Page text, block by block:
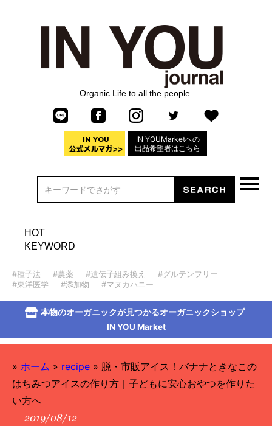
Organic Life to all the people.
IN YOUMarketへの
出品希望者はこちら
HOT
KEYWORD
#種子法 #農薬 #遺伝子組み換え
#グルテンフリー
#東洋医学
#添加物 #マヌカハニー
本物のオーガニックが見つかるオーガニックショップ
IN YOU Market
» ホーム » recipe » 脱・市販アイス！バナナときなこの
はちみつアイスの作り方｜子どもに安心おやつを作りた
い方へ
2019/08/12